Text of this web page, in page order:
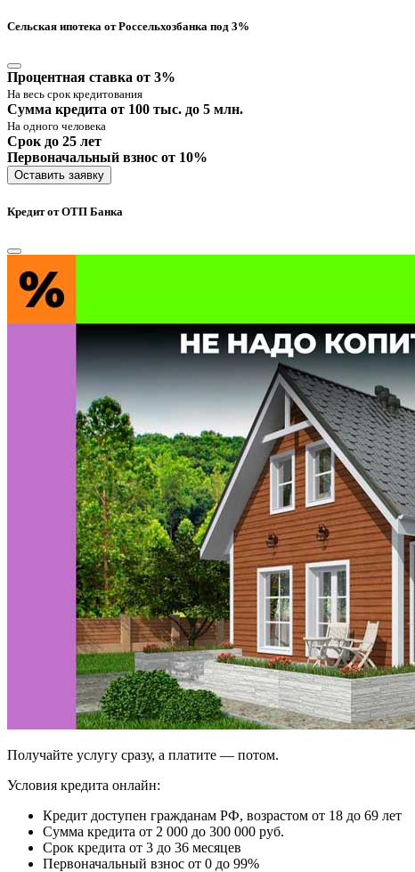
Сельская ипотека от Россельхозбанка под 3%
Процентная ставка от 3%
На весь срок кредитования
Сумма кредита от 100 тыс. до 5 млн.
На одного человека
Срок до 25 лет
Первоначальный взнос от 10%
Оставить заявку
Кредит от ОТП Банка
Получайте услугу сразу, а платите — потом.
Условия кредита онлайн:
Кредит доступен гражданам РФ, возрастом от 18 до 69 лет
Сумма кредита от 2 000 до 300 000 руб.
Срок кредита от 3 до 36 месяцев
Первоначальный взнос от 0 до 99%